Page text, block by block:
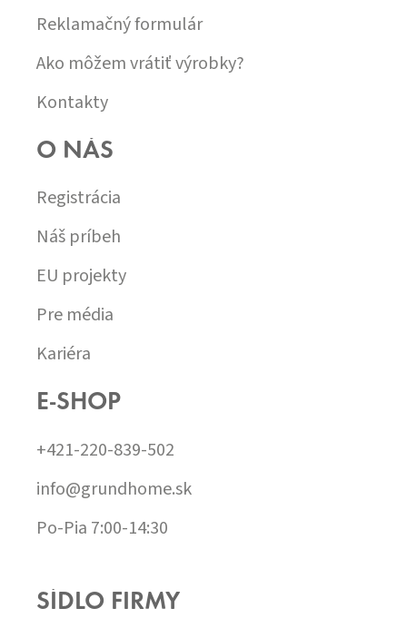
Reklamačný formulár
Ako môžem vrátiť výrobky?
Kontakty
O NÁS
Registrácia
Náš príbeh
EU projekty
Pre média
Kariéra
E-SHOP
+421-220-839-502
info@grundhome.sk
Po-Pia 7:00-14:30
SÍDLO FIRMY